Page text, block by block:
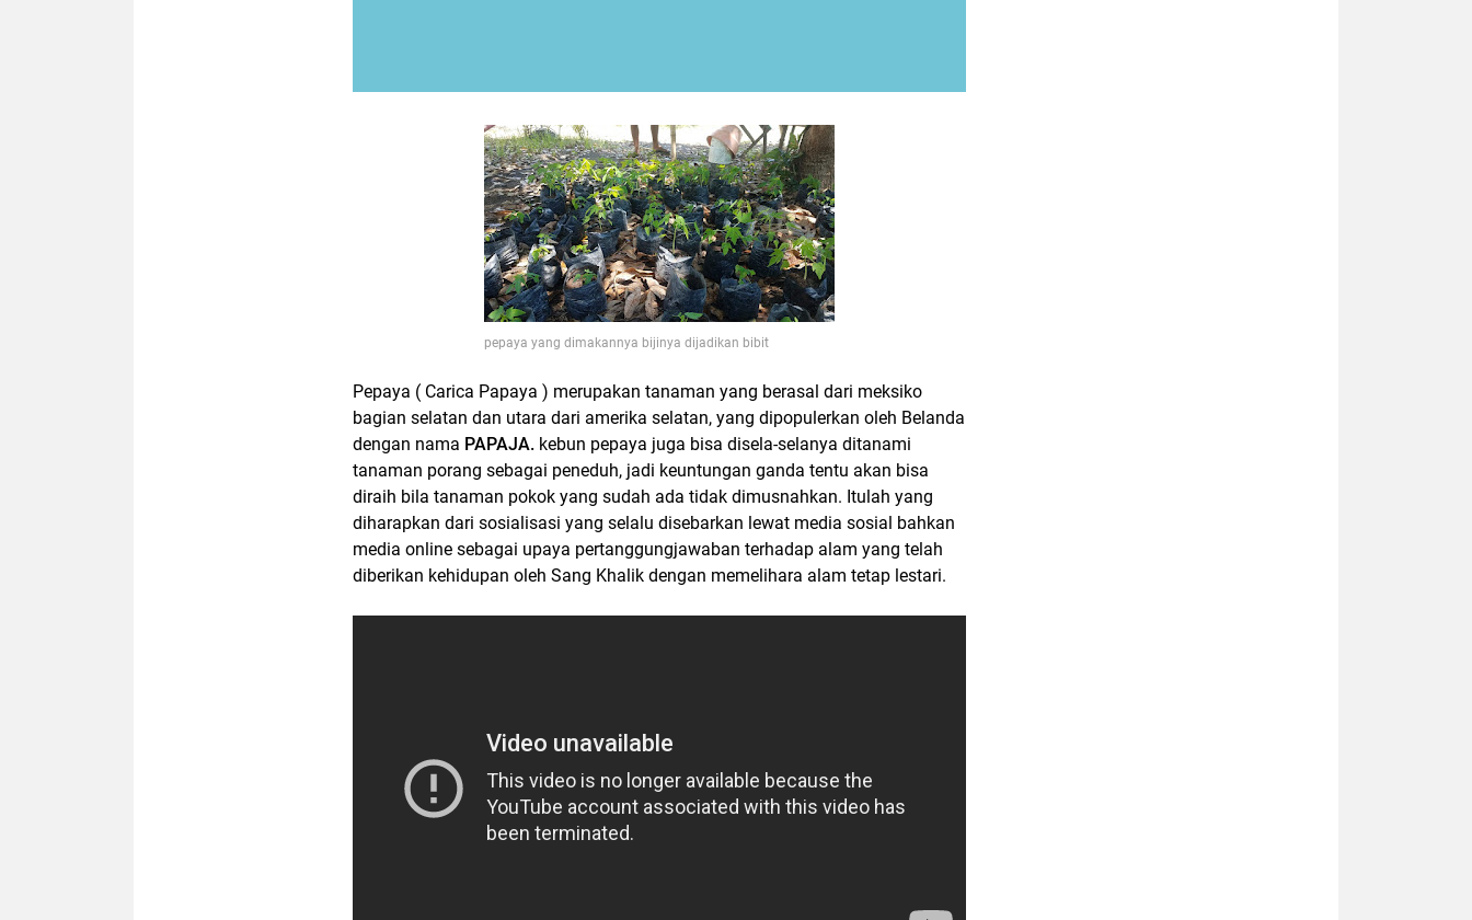
pepaya yang dimakannya bijinya dijadikan bibit
Pepaya ( Carica Papaya ) merupakan tanaman yang berasal dari meksiko
bagian selatan dan utara dari amerika selatan, yang dipopulerkan oleh Belanda
dengan nama PAPAJA. kebun pepaya juga bisa disela-selanya ditanami
tanaman porang sebagai peneduh, jadi keuntungan ganda tentu akan bisa
diraih bila tanaman pokok yang sudah ada tidak dimusnahkan. Itulah yang
diharapkan dari sosialisasi yang selalu disebarkan lewat media sosial bahkan
media online sebagai upaya pertanggungjawaban terhadap alam yang telah
diberikan kehidupan oleh Sang Khalik dengan memelihara alam tetap lestari.